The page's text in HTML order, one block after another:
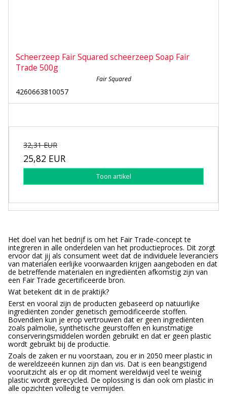
Scheerzeep Fair Squared scheerzeep Soap Fair
Trade 500g
Fair Squared
4260663810057
32,31 EUR
25,82 EUR
Toon artikel
Het doel van het bedrijf is om het Fair Trade-concept te
integreren in alle onderdelen van het productieproces. Dit zorgt
ervoor dat jij als consument weet dat de individuele leveranciers
van materialen eerlijke voorwaarden krijgen aangeboden en dat
de betreffende materialen en ingrediënten afkomstig zijn van
een Fair Trade gecertificeerde bron.
Wat betekent dit in de praktijk?
Eerst en vooral zijn de producten gebaseerd op natuurlijke
ingrediënten zonder genetisch gemodificeerde stoffen.
Bovendien kun je erop vertrouwen dat er geen ingrediënten
zoals palmolie, synthetische geurstoffen en kunstmatige
conserveringsmiddelen worden gebruikt en dat er geen plastic
wordt gebruikt bij de productie.
Zoals de zaken er nu voorstaan, zou er in 2050 meer plastic in
de wereldzeeën kunnen zijn dan vis. Dat is een beangstigend
vooruitzicht als er op dit moment wereldwijd veel te weinig
plastic wordt gerecycled. De oplossing is dan ook om plastic in
alle opzichten volledig te vermijden.